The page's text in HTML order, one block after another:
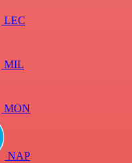
LEC
MIL
MON
NAP